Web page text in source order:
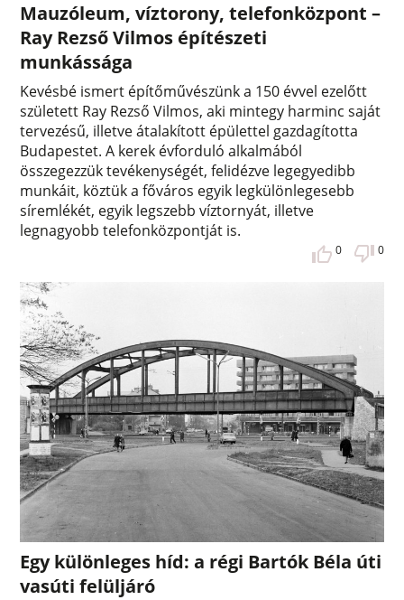
Mauzóleum, víztorony, telefonközpont –
Ray Rezső Vilmos építészeti
munkássága
Kevésbé ismert építőművészünk a 150 évvel ezelőtt
született Ray Rezső Vilmos, aki mintegy harminc saját
tervezésű, illetve átalakított épülettel gazdagította
Budapestet. A kerek évforduló alkalmából
összegezzük tevékenységét, felidézve legegyedibb
munkáit, köztük a főváros egyik legkülönlegesebb
síremlékét, egyik legszebb víztornyát, illetve
legnagyobb telefonközpontját is.
0 0
Egy különleges híd: a régi Bartók Béla úti
vasúti felüljáró